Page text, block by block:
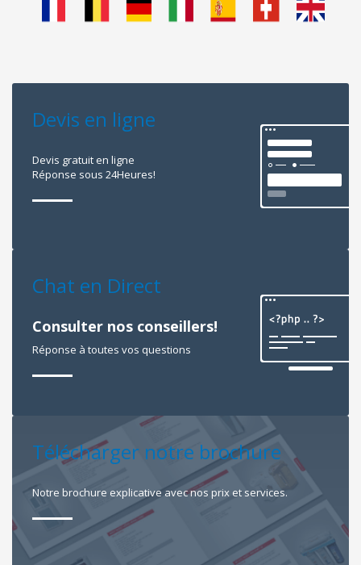
Devis en ligne
Devis gratuit en ligne
Réponse sous 24Heures!
Chat en Direct
Consulter nos conseillers!
Réponse à toutes vos questions
Télécharger notre brochure
Notre brochure explicative avec nos prix et services.